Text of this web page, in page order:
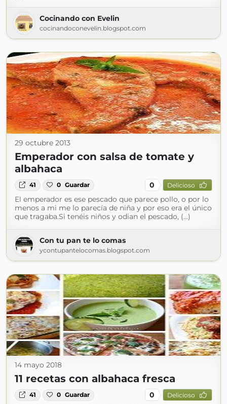
Cocinando con Evelin
cocinandoconevelin.blogspot.com
29 octubre 2013
Emperador con salsa de tomate y
albahaca
41 0 Guardar 0 Delicioso
El emperador es ese pescado que parece pollo, o por lo
menos a mi me lo parecía de niña y por eso era el único
que tragaba.Si tenéis niños y odian el pescado, (...)
Con tu pan te lo comas
ycontupantelocomas.blogspot.com
14 mayo 2018
11 recetas con albahaca fresca
41 0 Guardar 0 Delicioso